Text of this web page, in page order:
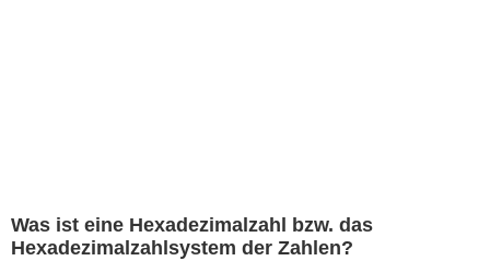
Was ist eine Hexadezimalzahl bzw. das
Hexadezimalzahlsystem der Zahlen?